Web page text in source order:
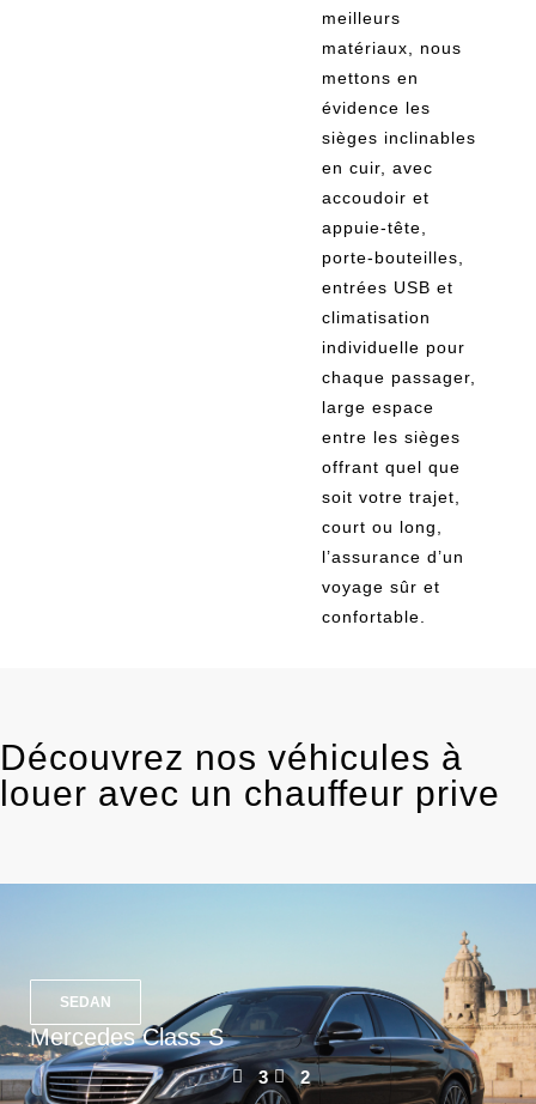
meilleurs
matériaux, nous
mettons en
évidence les
sièges inclinables
en cuir, avec
accoudoir et
appuie-tête,
porte-bouteilles,
entrées USB et
climatisation
individuelle pour
chaque passager,
large espace
entre les sièges
offrant quel que
soit votre trajet,
court ou long,
l’assurance d’un
voyage sûr et
confortable.
Découvrez nos véhicules à
louer avec un chauffeur prive
SEDAN
Mercedes Class S
3 2